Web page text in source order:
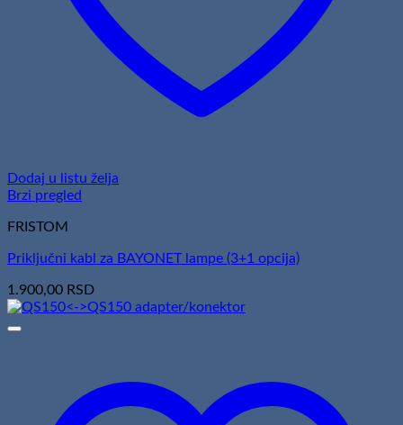
Dodaj u listu želja
Brzi pregled
FRISTOM
Priključni kabl za BAYONET lampe (3+1 opcija)
1.900,00 RSD